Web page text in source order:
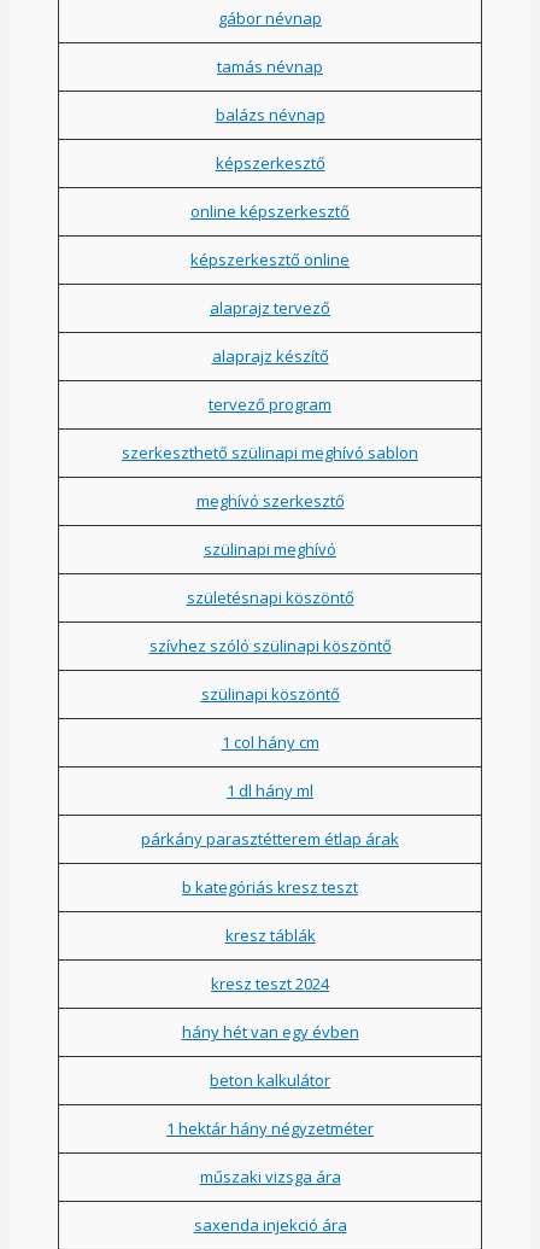
gábor névnap
tamás névnap
balázs névnap
képszerkesztő
online képszerkesztő
képszerkesztő online
alaprajz tervező
alaprajz készítő
tervező program
szerkeszthető szülinapi meghívó sablon
meghívó szerkesztő
szülinapi meghívó
születésnapi köszöntő
szívhez szóló szülinapi köszöntő
szülinapi köszöntő
1 col hány cm
1 dl hány ml
párkány parasztétterem étlap árak
b kategóriás kresz teszt
kresz táblák
kresz teszt 2024
hány hét van egy évben
beton kalkulátor
1 hektár hány négyzetméter
műszaki vizsga ára
saxenda injekció ára